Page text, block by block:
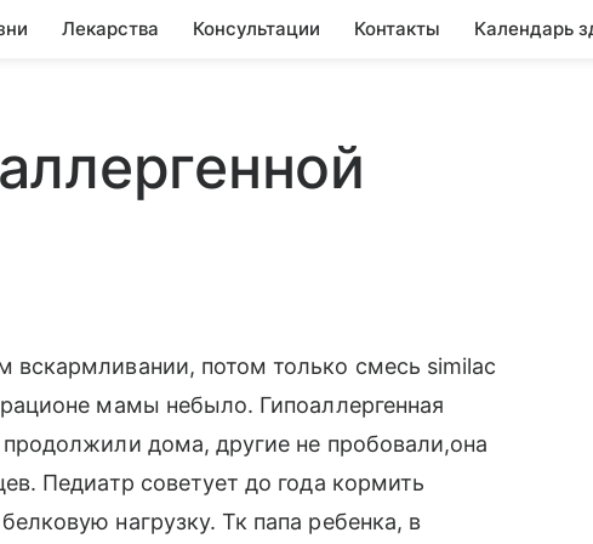
Лекарства Консультации Контакты Календарь
потом только смесь similac
мамы небыло. Гипоаллергенная
дома, другие не пробовали,она
Педиатр советует до года кормить
нагрузку. Тк папа ребенка, в